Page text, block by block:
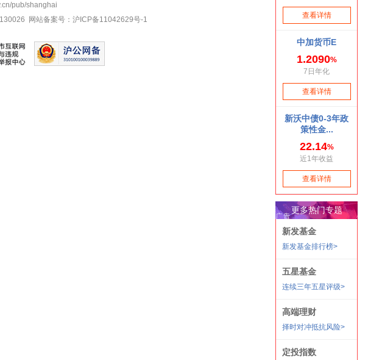
pub/shanghai
网站备案号：沪ICP备11042629号-1